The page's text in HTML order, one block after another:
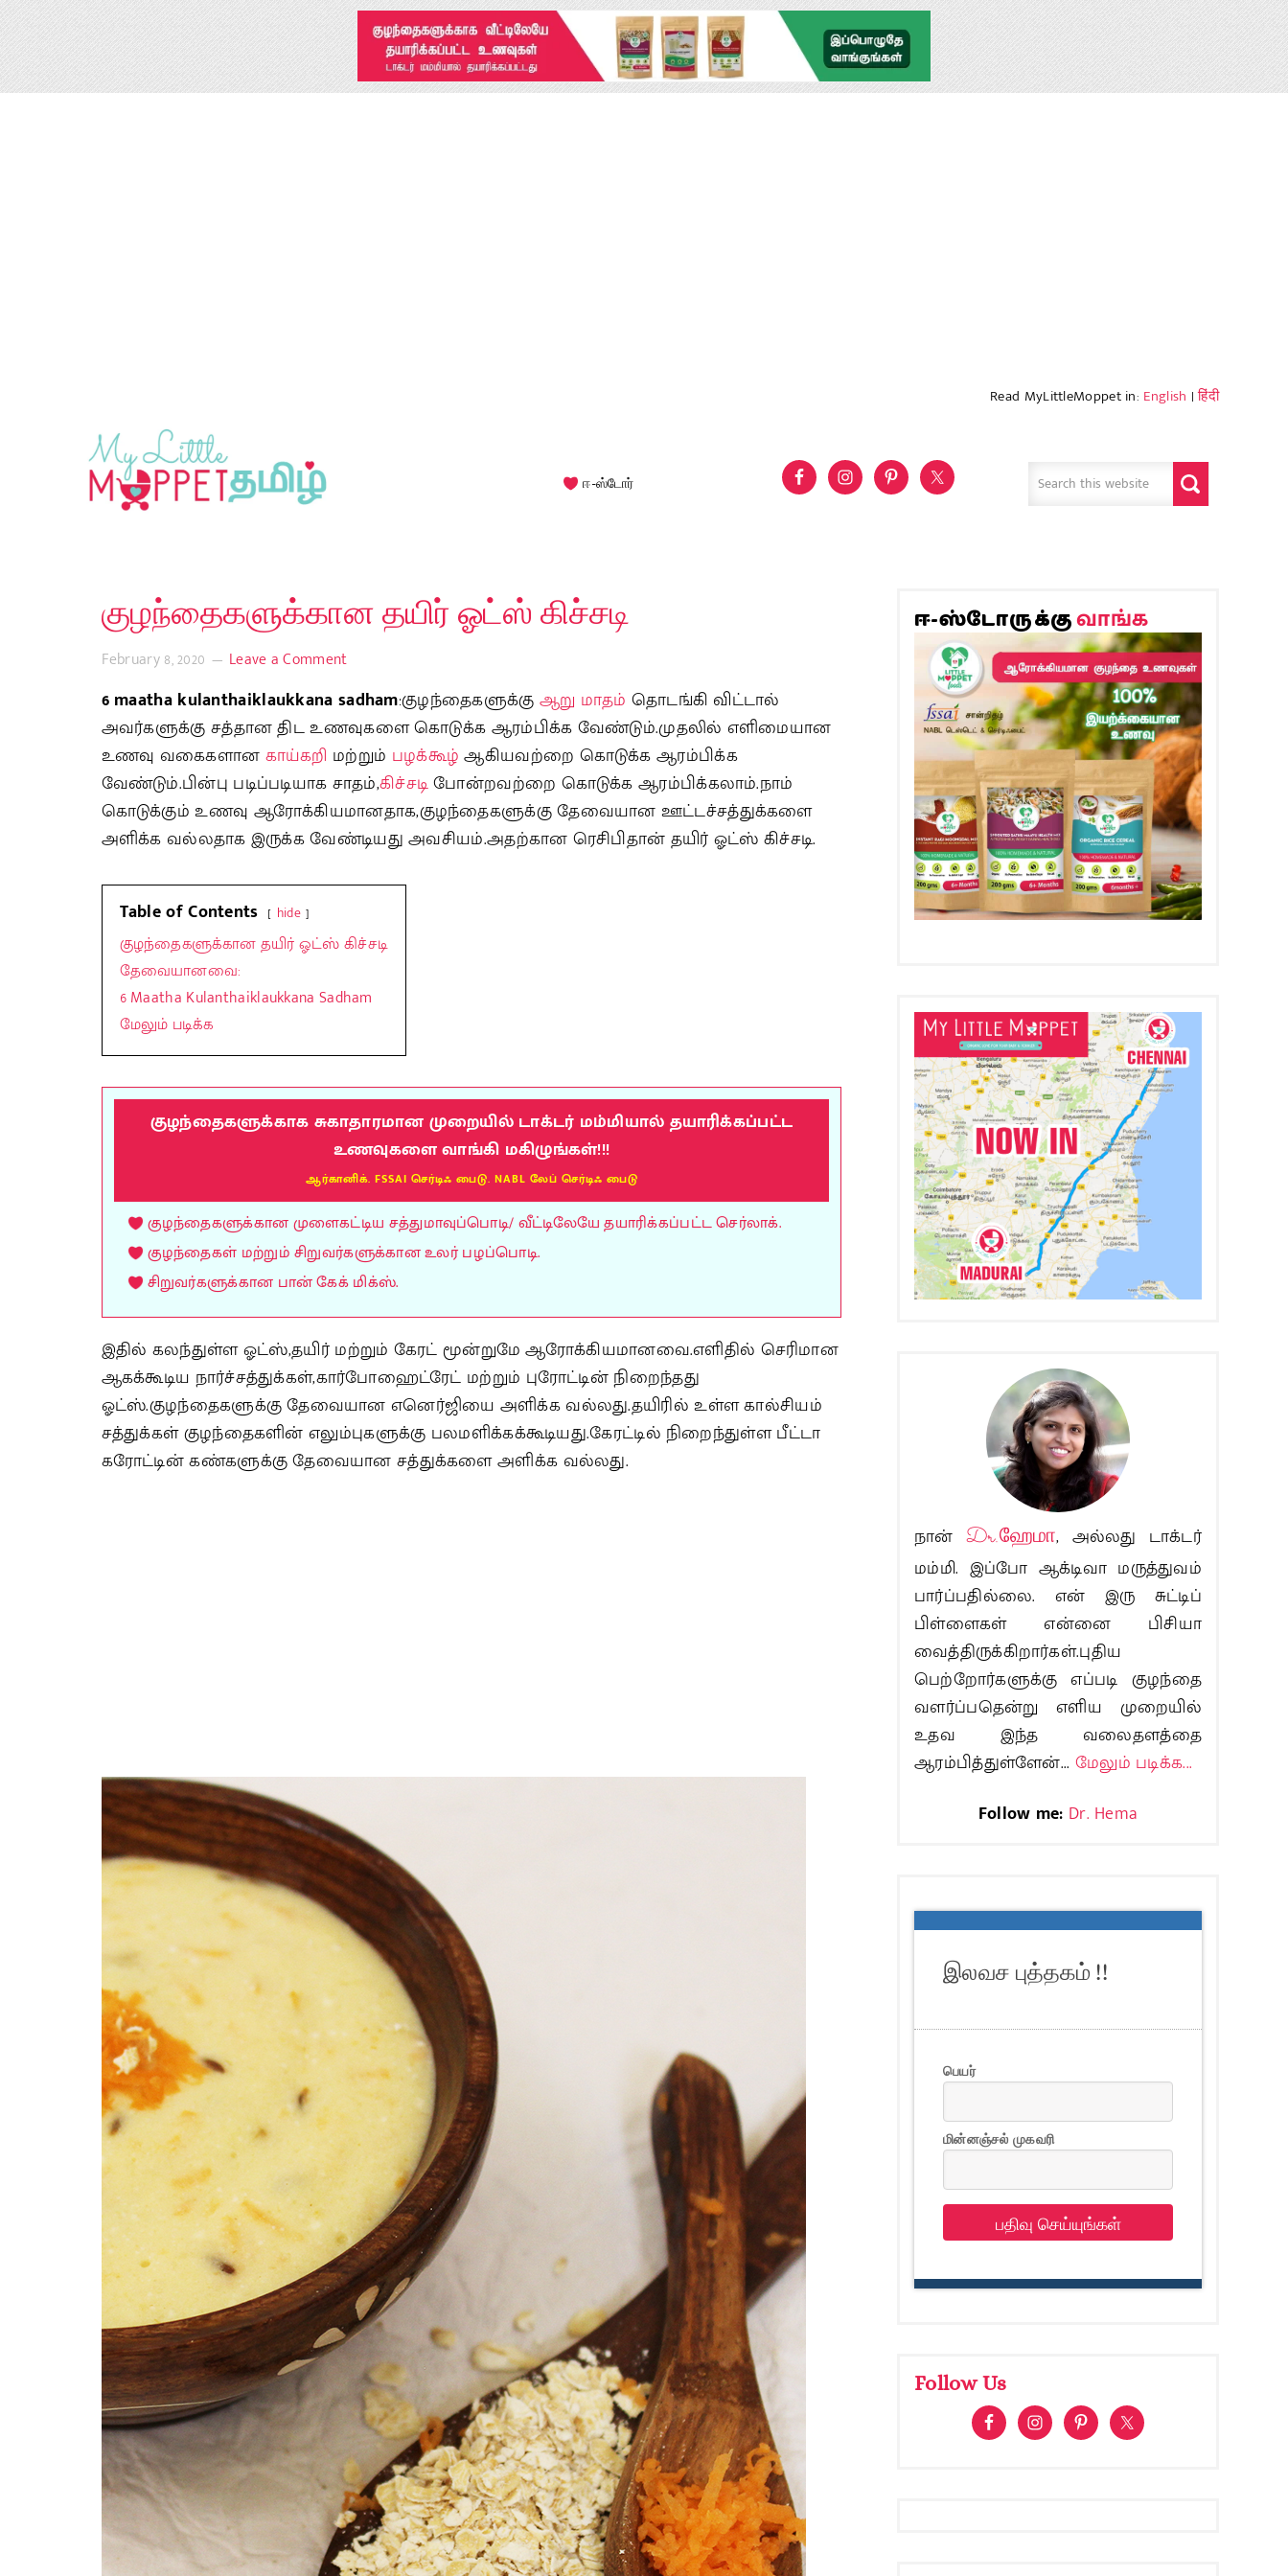
Read MyLittleMoppet in: English |हिंदी
ஈ-ஸ்டோர்
குழந்தைகளுக்கான தயிர் ஓட்ஸ் கிச்சடி
February 8, 2020 Leave a Comment
6 maatha kulanthaiklaukkana sadham:குழந்தைகளுக்கு ஆறு மாதம் தொடங்கி விட்டால்
அவர்களுக்கு சத்தான திட உணவுகளை கொடுக்க ஆரம்பிக்க வேண்டும்.முதலில் எளிமையான
உணவு வகைகளான காய்கறி மற்றும் பழக்கூழ் ஆகியவற்றை கொடுக்க ஆரம்பிக்க
வேண்டும்.பின்பு படிப்படியாக சாதம்,கிச்சடிபோன்றவற்றை கொடுக்க ஆரம்பிக்கலாம்.நாம்
கொடுக்கும் உணவு ஆரோக்கியமானதாக,குழந்தைகளுக்கு தேவையான ஊட்டச்சத்துக்களை
அளிக்க வல்லதாக இருக்க வேண்டியது அவசியம்.அதற்கான ரெசிபிதான் தயிர் ஓட்ஸ் கிச்சடி.
Table of Contents hide
குழந்தைகளுக்கான தயிர் ஓட்ஸ் கிச்சடி
தேவையானவை:
6 Maatha Kulanthaiklaukkana Sadham
மேலும் படிக்க
குழந்தைகளுக்காக சுகாதாரமான முறையில் டாக்டர் மம்மியால் தயாரிக்கப்பட்ட
உணவுகளை வாங்கி மகிழுங்கள்!!!
ஆர்கானிக். FSSAI செர்டிஃ பைடு. NABL லேப் செர்டிஃ பைடு
குழந்தைகளுக்கான முளைகட்டிய சத்துமாவுப்பொடி/ வீட்டிலேயே தயாரிக்கப்பட்ட செர்லாக்.
குழந்தைகள் மற்றும் சிறுவர்களுக்கான உலர் பழப்பொடி.
சிறுவர்களுக்கான பான் கேக் மிக்ஸ்.
இதில் கலந்துள்ள ஓட்ஸ்,தயிர் மற்றும் கேரட் மூன்றுமே ஆரோக்கியமானவை.எளிதில் செரிமான
ஆகக்கூடிய நார்ச்சத்துக்கள்,கார்போஹைட்ரேட் மற்றும் புரோட்டின் நிறைந்தது
ஓட்ஸ்.குழந்தைகளுக்கு தேவையான எனெர்ஜியை அளிக்க வல்லது.தயிரில் உள்ள கால்சியம்
சத்துக்கள் குழந்தைகளின் எலும்புகளுக்கு பலமளிக்கக்கூடியது.கேரட்டில் நிறைந்துள்ள பீட்டா
கரோட்டின் கண்களுக்கு தேவையான சத்துக்களை அளிக்க வல்லது.
ஈ-ஸ்டோருக்குவாங்க
நான் Dr.ஹேமா, அல்லது டாக்டர்
மம்மி. இப்போ ஆக்டிவா மருத்துவம்
பார்ப்பதில்லை. என் இரு சுட்டிப்
பிள்ளைகள் என்னை பிசியா
வைத்திருக்கிறார்கள்.புதிய
பெற்றோர்களுக்கு எப்படி குழந்தை
வளர்ப்பதென்று எளிய முறையில்
உதவ இந்த வலைதளத்தை
ஆரம்பித்துள்ளேன்... மேலும் படிக்க...
Follow me: Dr. Hema
இலவச புத்தகம் !!
பெயர்
மின்னஞ்சல் முகவரி
பதிவு செய்யுங்கள்
Follow Us